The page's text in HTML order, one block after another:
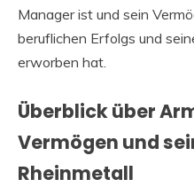
Manager ist und sein
beruflichen Erfolgs und
erworben hat.
Überblick über
Vermögen und
Rheinmetall